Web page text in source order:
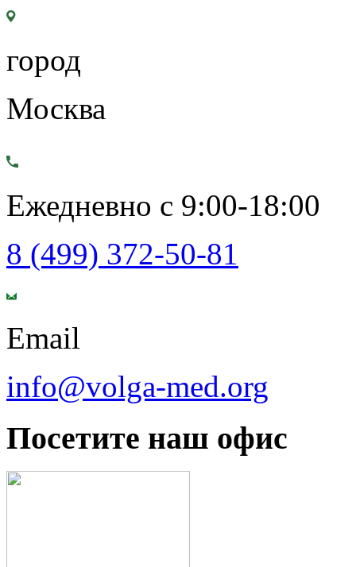
город
Москва
Ежедневно с 9:00-18:00
8 (499) 372-50-81
Email
info@volga-med.org
Посетите наш офис